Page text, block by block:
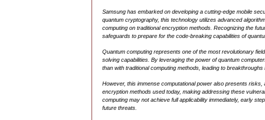
Samsung has embarked on developing a cutting-edge mobile
quantum cryptography, this technology utilizes advanced
computing on traditional encryption methods. Recognizing the
safeguards to prepare for the code-breaking capabilities of
Quantum computing represents one of the most revolutionary
solving capabilities. By leveraging the power of quantum
than with traditional computing methods, leading to
However, this immense computational power also presents
encryption methods used today, making addressing these
computing may not achieve full applicability immediately, early
future threats.